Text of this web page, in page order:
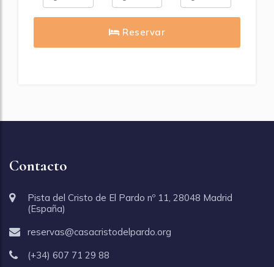
Reservar
Contacto
Pista del Cristo de El Pardo nº 11, 28048 Madrid
(España)
reservas@casacristodelpardo.org
(+34) 607 71 29 88